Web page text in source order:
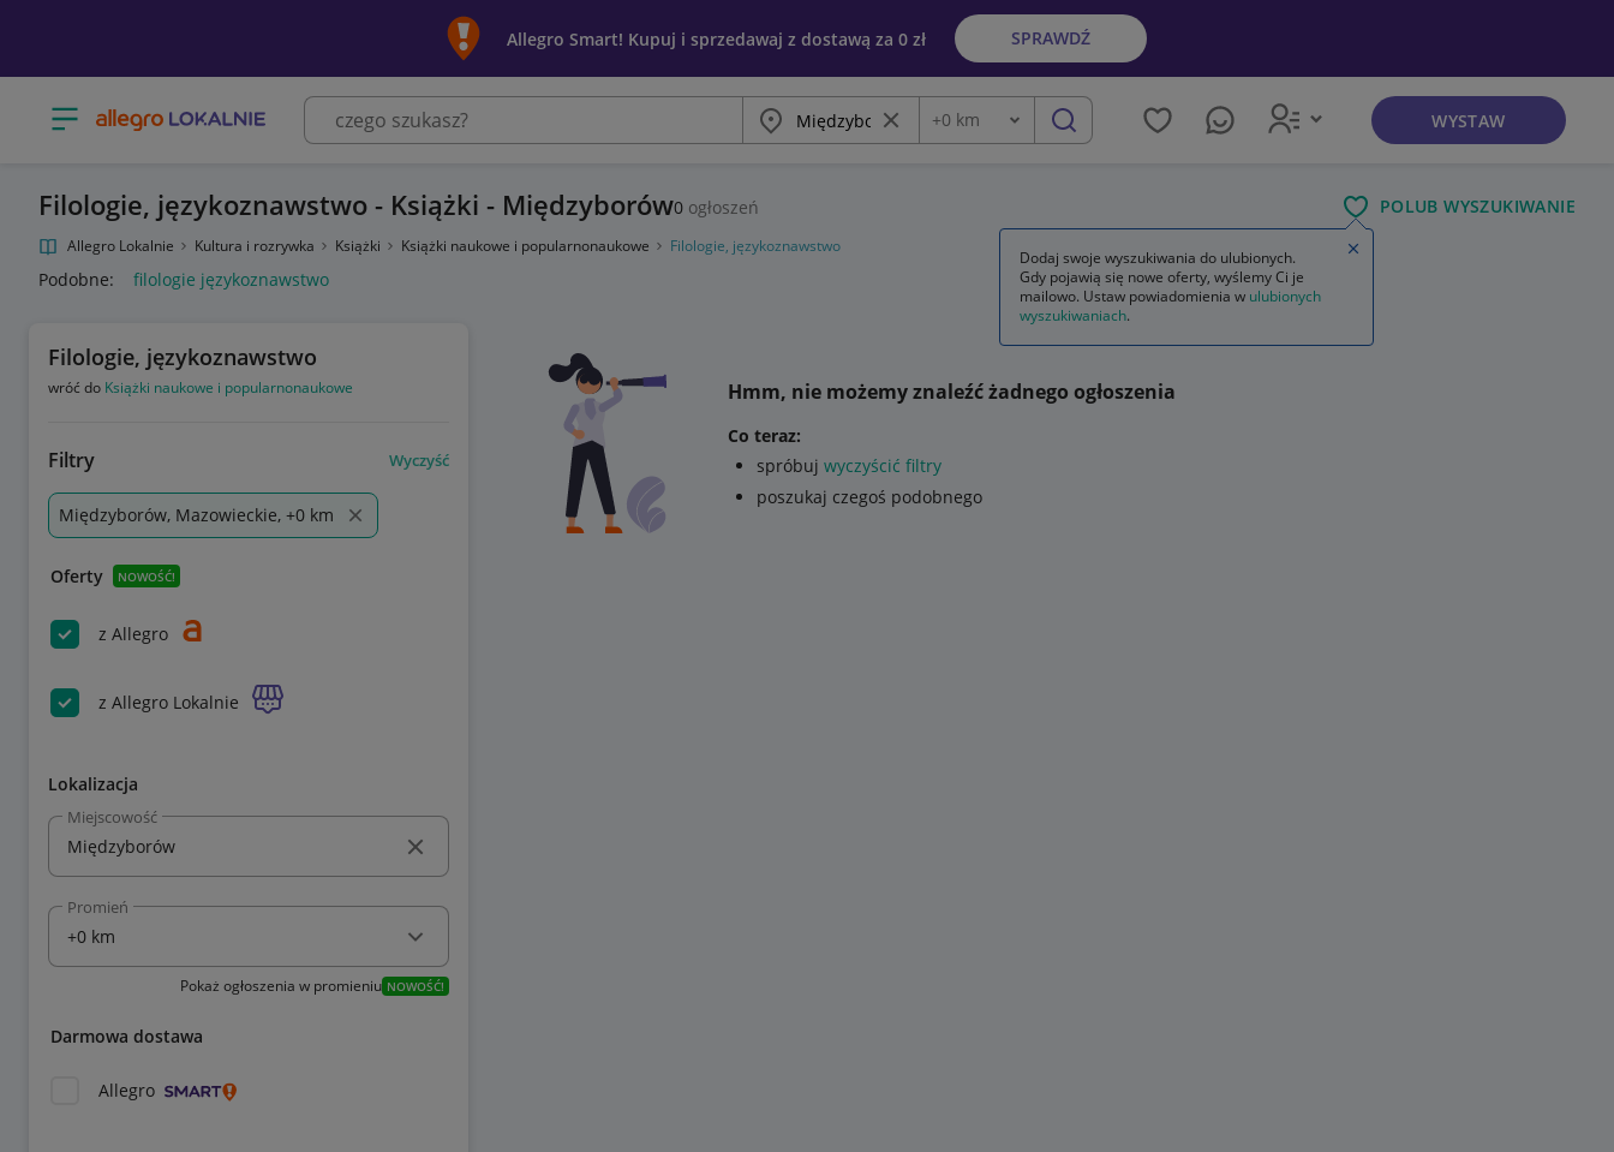
Allegro Smart! Kupuj i sprzedawaj z dostawą za 0 zł SPRAWDŹ
Otwórz menu z kategoriami Miasto Wyczyść frazę
Odległość
+0 km szukaj WYSTAW
Filologie, językoznawstwo - Książki - Międzyborów0 ogłoszeń POLUB WYSZUKIWANIE
Allegro Lokalnie Kultura i rozrywka Książki Książki naukowe i popularnonaukowe Filologie, językoznawstwo
Podobne: filologie językoznawstwo
Filologie, językoznawstwo
wróć do Książki naukowe i popularnonaukowe
Filtry Wyczyść
Międzyborów, Mazowieckie, +0 km
Oferty NOWOŚĆ!
z Allegro
z Allegro Lokalnie
Lokalizacja
Miejscowość
Promień
Pokaż ogłoszenia w promieniu NOWOŚĆ!
Darmowa dostawa
Allegro
Hmm, nie możemy znaleźć żadnego ogłoszenia
Co teraz:
spróbuj wyczyścić filtry
poszukaj czegoś podobnego
Dodaj swoje wyszukiwania do ulubionych.
Gdy pojawią się nowe oferty, wyślemy Ci je
mailowo. Ustaw powiadomienia w ulubionych
wyszukiwaniach.
Zamknij wskazówkę